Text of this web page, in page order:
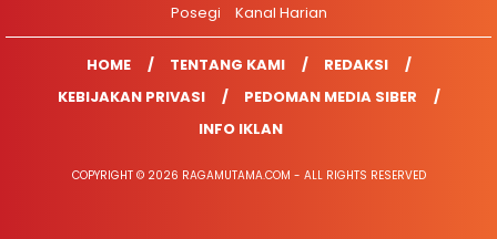
Posegi
Kanal Harian
HOME TENTANG KAMI
REDAKSI
KEBIJAKAN PRIVASI
PEDOMAN MEDIA SIBER
INFO IKLAN
COPYRIGHT © 2026 RAGAMUTAMA.COM - ALL RIGHTS RESERVED